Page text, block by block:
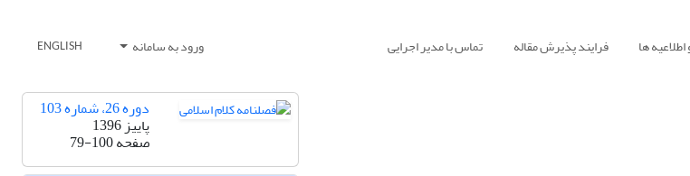
اطلاعیه ها فرایند پذیرش مقاله تماس با مدیر اجرایی ورود به سامانه ENGLISH
دوره 26، شماره 103
پاییز 1396
صفحه79-100